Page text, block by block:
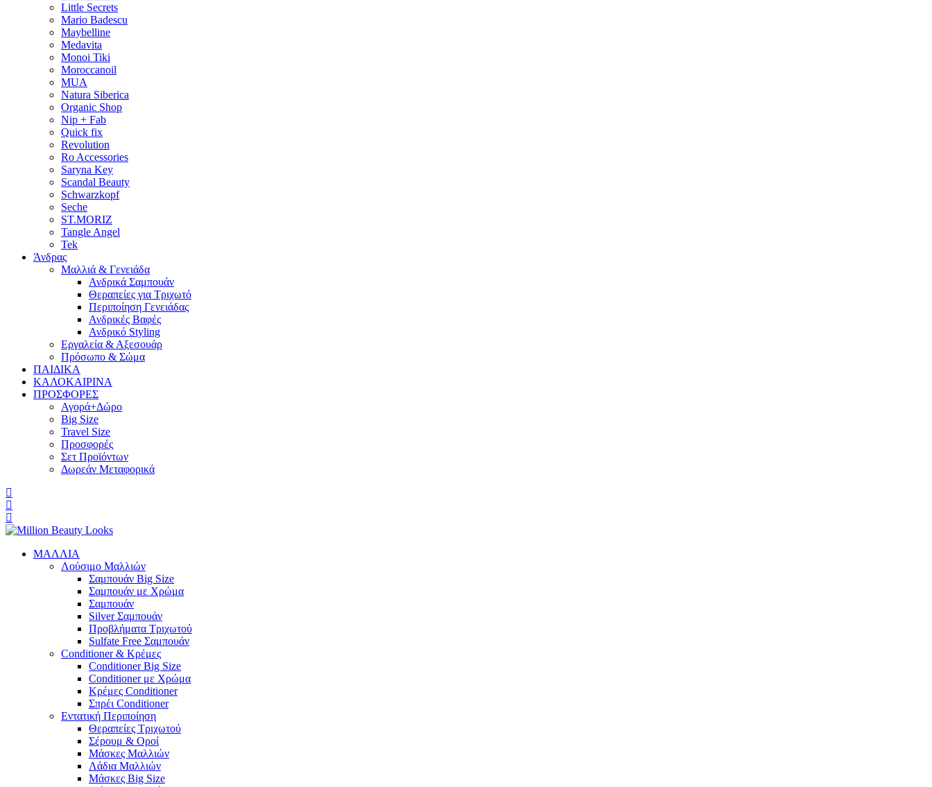
Little Secrets
Mario Badescu
Maybelline
Medavita
Monoi Tiki
Moroccanoil
MUA
Natura Siberica
Organic Shop
Nip + Fab
Quick fix
Revolution
Ro Accessories
Saryna Key
Scandal Beauty
Schwarzkopf
Seche
ST.MORIZ
Tangle Angel
Tek
Άνδρας
Μαλλιά & Γενειάδα
Ανδρικά Σαμπουάν
Θεραπείες για Τριχωτό
Περιποίηση Γενειάδας
Ανδρικές Βαφές
Ανδρικό Styling
Εργαλεία & Αξεσουάρ
Πρόσωπο & Σώμα
ΠΑΙΔΙΚΑ
ΚΑΛΟΚΑΙΡΙΝΑ
ΠΡΟΣΦΟΡΕΣ
Αγορά+Δώρο
Big Size
Travel Size
Προσφορές
Σετ Προϊόντων
Δωρεάν Μεταφορικά
ΜΑΛΛΙΑ
Λούσιμο Μαλλιών
Σαμπουάν Big Size
Σαμπουάν με Χρώμα
Σαμπουάν
Silver Σαμπουάν
Προβλήματα Τριχωτού
Sulfate Free Σαμπουάν
Conditioner & Κρέμες
Conditioner Big Size
Conditioner με Χρώμα
Κρέμες Conditioner
Σπρέι Conditioner
Εντατική Περιποίηση
Θεραπείες Τριχωτού
Σέρουμ & Οροί
Μάσκες Μαλλιών
Λάδια Μαλλιών
Μάσκες Big Size